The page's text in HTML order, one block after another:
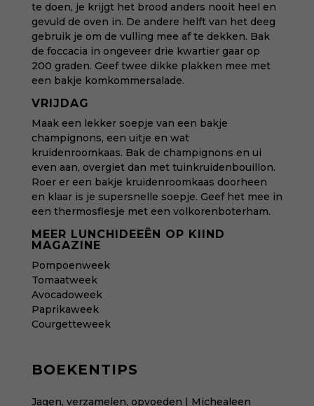
te doen, je krijgt het brood anders nooit heel en
gevuld de oven in. De andere helft van het deeg
gebruik je om de vulling mee af te dekken. Bak
de foccacia in ongeveer drie kwartier gaar op
200 graden. Geef twee dikke plakken mee met
een bakje komkommersalade.
VRIJDAG
Maak een lekker soepje van een bakje
champignons, een uitje en wat
kruidenroomkaas. Bak de champignons en ui
even aan, overgiet dan met tuinkruidenbouillon.
Roer er een bakje kruidenroomkaas doorheen
en klaar is je supersnelle soepje. Geef het mee in
een thermosflesje met een volkorenboterham.
MEER LUNCHIDEEËN OP KIIND
MAGAZINE
Pompoenweek
Tomaatweek
Avocadoweek
Paprikaweek
Courgetteweek
BOEKENTIPS
Jagen, verzamelen, opvoeden | Michealeen